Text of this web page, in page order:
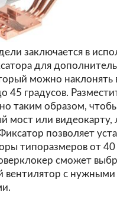
заключается в
для
можно наклонять
45 градусов.
таким образом,
мост или видеокарту,
позволяет
типоразмеров от
сможет
вентилятор с нужными